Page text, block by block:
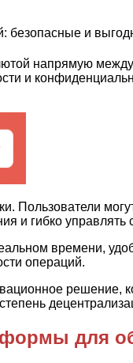
напрямую между
и
и гибко управлять
времени,
операций.
решение,
для